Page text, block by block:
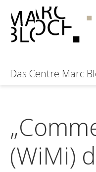
Das Centre Marc
(WiMi)